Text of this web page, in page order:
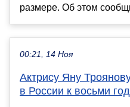
размере. Об этом
00:21, 14 Ноя
Актрису Яну
в России к восьми